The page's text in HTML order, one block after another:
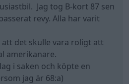
Jag tog B-kort 87 sen
revy. Alla har varit
det skulle vara roligt att
amerikanare.
i saken och köpte en
jag är 68:a)